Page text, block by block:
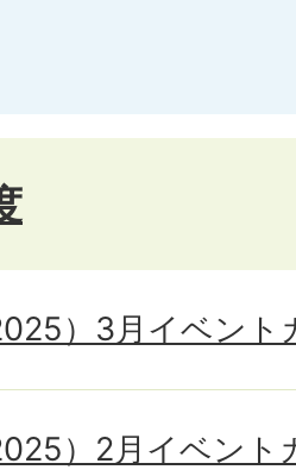
）3月イベント
）2月イベント